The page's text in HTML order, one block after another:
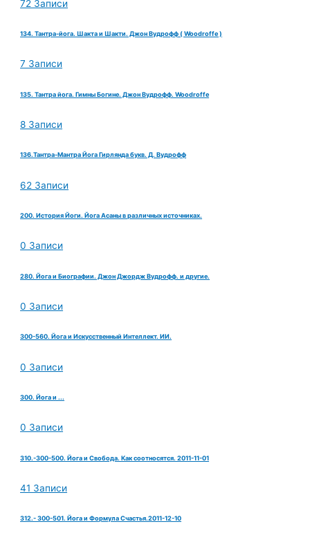
72 Записи
134. Тантра-йога. Шакта и Шакти. Джон Вудрофф ( Woodroffe )
7 Записи
135. Тантра йога. Гимны Богине. Джон Вудрофф. Woodroffe
8 Записи
136.Тантра-Мантра Йога Гирлянда букв. Д. Вудрофф
62 Записи
200. История Йоги. Йога Асаны в различных источниках.
0 Записи
280. Йога и Биографии. Джон Джордж Вудрофф. и другие.
0 Записи
300-560. Йога и Искусственный Интеллект. ИИ.
0 Записи
300. Йога и ...
0 Записи
310.-300-500. Йога и Свобода. Как соотносятся. 2011-11-01
41 Записи
312.- 300-501. Йога и Формула Счастья.2011-12-10